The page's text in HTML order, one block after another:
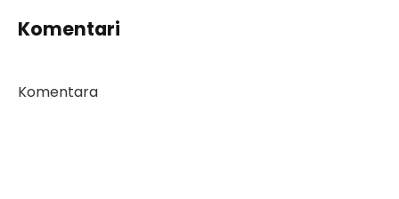
Komentari
Komentara